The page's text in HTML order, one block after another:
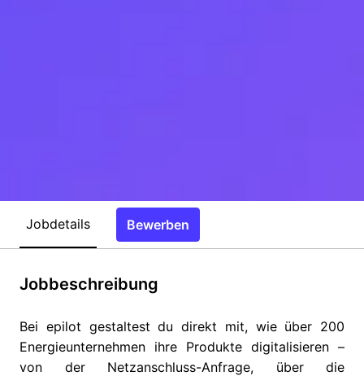
Jobdetails Bewerben
Jobbeschreibung
Bei epilot gestaltest du direkt mit, wie über 200
Energieunternehmen ihre Produkte digitalisieren –
von der Netzanschluss-Anfrage, über die